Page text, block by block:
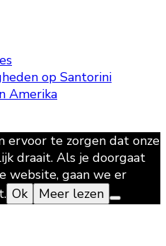
op Santorini
Amerika
ervoor te zorgen dat onze
draait. Als je doorgaat
website, gaan we er
Ok Meer lezen